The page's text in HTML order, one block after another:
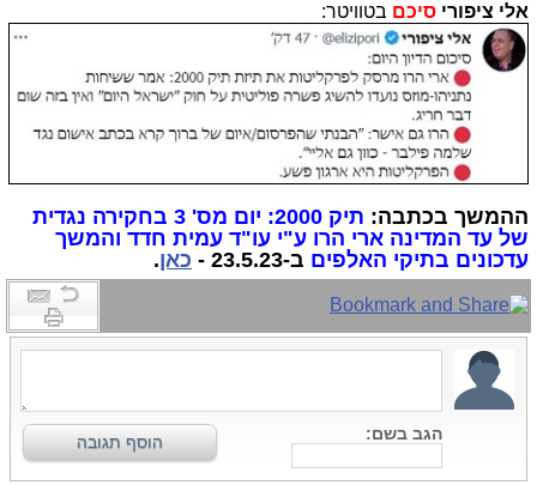
אלי ציפורי סיכם בטוויטר:
ההמשך בכתבה:
תיק 2000: יום מס' 3 בחקירה נגדית
של עד המדינה ארי הרו ע"י עו"ד עמית חדד והמשך
עדכונים בתיקי האלפים ב-23.5.23 - כאן.